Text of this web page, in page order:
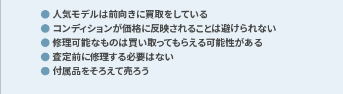
人気モデルは前向きに買取をしている
コンディションが価格に反映されることは避けられない
修理可能なものは買い取ってもらえる可能性がある
査定前に修理する必要はない
付属品をそろえて売ろう